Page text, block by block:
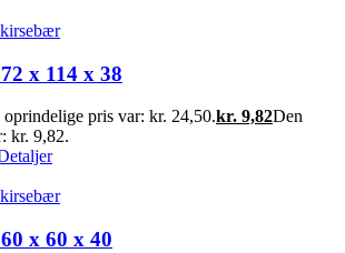
x 114 x 38
oprindelige pris var: kr. 24,50.kr. 9,82Den
kr. 9,82.
x 60 x 40